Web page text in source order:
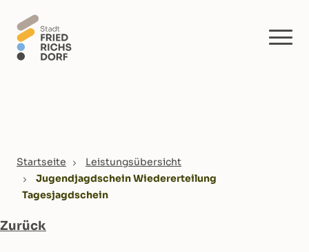
You are here:
Startseite
Leistungsübersicht
Jugendjagdschein Wiedererteilung
Tagesjagdschein
Zurück